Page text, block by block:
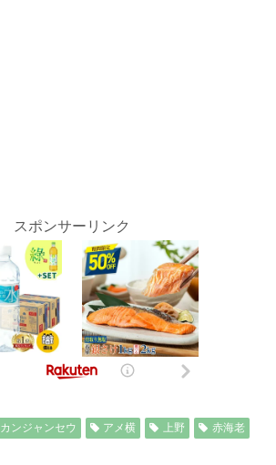
スポンサーリンク
カンジャンセウ アメ横 上野
赤海老